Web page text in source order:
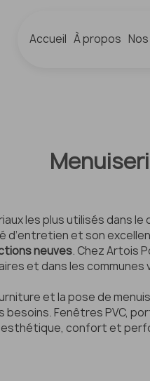
Accueil À propos
les plus utilisés dans
d’entretien et son
neuves. Chez Artois
et dans les communes
et la pose de
Fenêtres PVC,
esthétique, confort et